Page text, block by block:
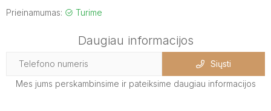
Prieinamumas: Turime
Daugiau informacijos
Siųsti
Mes jums perskambinsime ir pateiksime daugiau informacijos